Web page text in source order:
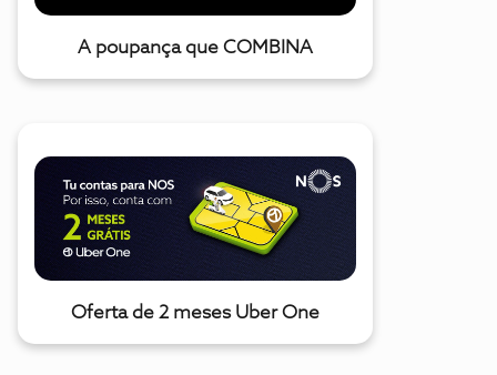
A poupança que COMBINA
Oferta de 2 meses Uber One